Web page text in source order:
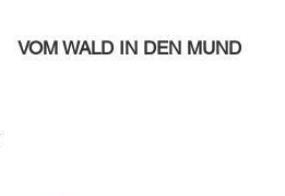
VOM WALD IN DEN MUND